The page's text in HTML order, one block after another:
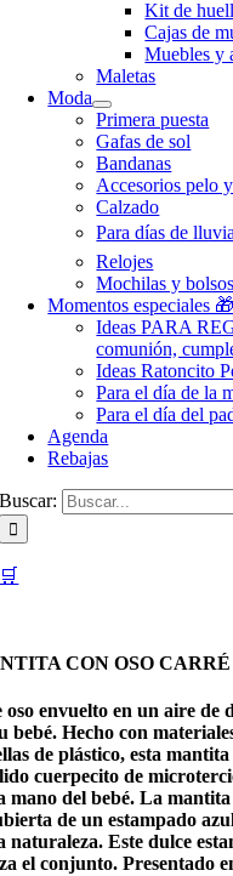
Kit de
Cajas de
Muebles y
Maletas
Moda
Primera puesta
Gafas de sol
Bandanas
Accesorios pelo
Calzado
Para días de
Relojes
Mochilas y bolsos
Momentos especiales
Ideas PARA
comunión,
Ideas Ratoncito
Para el día de la
Para el día del
Agenda
Rebajas
Buscar:
🛒
CON OSO
oso envuelto en un aire
bebé. Hecho con
de plástico, esta
cuerpecito de
mano del bebé. La
de un estampado
naturaleza. Este dulce
el conjunto. Presentado